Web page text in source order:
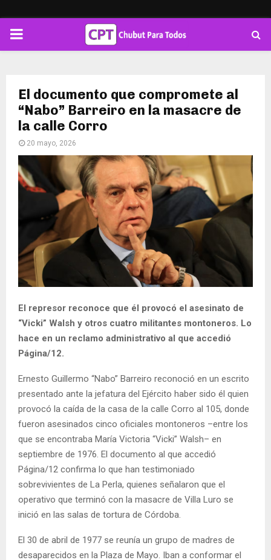
PRIMARY
El documento que compromete al
“Nabo” Barreiro en la masacre de
la calle Corro
20 mayo, 2026
El represor reconoce que él provocó el asesinato de
“Vicki” Walsh y otros cuatro militantes montoneros. Lo
hace en un reclamo administrativo al que accedió
Página/12.
Ernesto Guillermo “Nabo” Barreiro reconoció en un escrito
presentado ante la jefatura del Ejército haber sido él quien
provocó la caída de la casa de la calle Corro al 105, donde
fueron asesinados cinco oficiales montoneros –entre los
que se encontraba María Victoria “Vicki” Walsh– en
septiembre de 1976. El documento al que accedió
Página/12 confirma lo que han testimoniado
sobrevivientes de La Perla, quienes señalaron que el
operativo que terminó con la masacre de Villa Luro se
inició en las salas de tortura de Córdoba.
El 30 de abril de 1977 se reunía un grupo de madres de
desaparecidos en la Plaza de Mayo. Iban a conformar el